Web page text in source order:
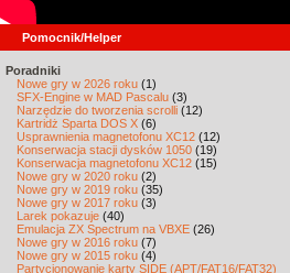
Pomocnik/Helper
Poradniki
Nowe gry w 2026 roku (1)
SFX-Engine w MAD Pascalu (3)
Narzędzie do tworzenia scrolli (12)
Kartridż Sparta DOS X (6)
Usprawnienia magnetofonu XC12 (12)
Konserwacja stacji dysków 1050 (19)
Konserwacja magnetofonu XC12 (15)
Nowe gry w 2020 roku (2)
Nowe gry w 2019 roku (35)
Nowe gry w 2017 roku (3)
Larek pokazuje (40)
Emulacja ZX Spectrum na VBXE (26)
Nowe gry w 2016 roku (7)
Nowe gry w 2015 roku (4)
Partycjonowanie karty SIDE (APT/FAT16/FAT32)